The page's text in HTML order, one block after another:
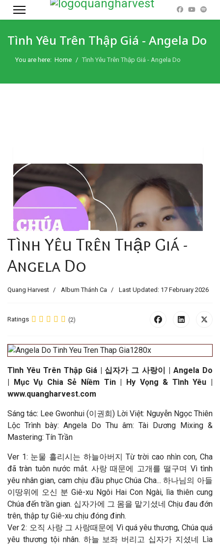
Tình Yêu Trên Thập Giá - Angela Do
You are here: Home Tình Yêu Trên Thập Giá - Angela Do
Tình Yêu Trên Thập Giá -
Angela Do
Quang Harvest Album Thánh Ca Last Updated: 17 February 2026
Ratings (2)
Tình Yêu Trên Thập Giá | 십자가 그 사랑이 |Angela Do
| Mục Vụ Chia Sẻ Niềm Tin | Hy Vọng & Tình Yêu |
www.quangharvest.com
Sáng tác: Lee Gwonhui (이권희) Lời Việt: Nguyễn Ngọc Thiên
Lộc Trình bày: Angela Do Thu âm: Tài Dương Mixing &
Mastering: Tín Trần
Ver 1: 눈물 흘리시는 하늘아버지 Từ trời cao nhìn con, Cha
đã tràn tuôn nước mắt. 사랑 때문에 고개를 떨구며 Vì tình
yêu nhân gian, cam chịu đầu phục Chúa Cha... 하나님의 아들
이땅위에 오신 분 Giê-xu Ngôi Hai Con Ngài, lìa thiên cung
Chúa đến trần gian. 십자가에 그 몸을 맡기셨네 Chịu đau đớn
trên, thập tự Giê-xu chịu đóng đinh.
Ver 2: 오직 사랑 그 사랑때문에 Vì quá yêu thương, Chúa quá
yêu thương tội nhân. 하늘 보좌 버리고 십자가 지셨네 Lìa